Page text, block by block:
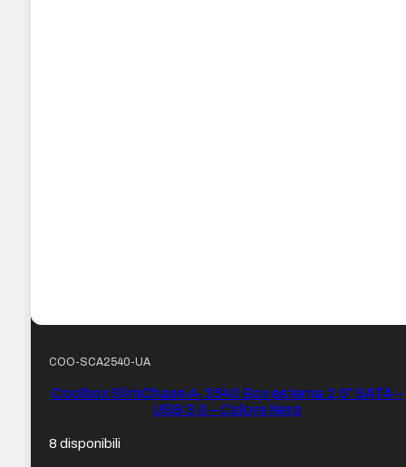
COO-SCA2540-UA
Coolbox SlimChase A-2540 Box esterna 2,5″ SATA –
USB 3.0 – Colore Nero
8 disponibili